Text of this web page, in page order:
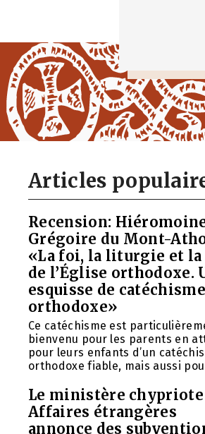
Articles
Recension:
Grégoire du Mont-
«La foi, la liturgie et la
de l’Église orthodoxe.
esquisse de catéchisme
orthodoxe»
Ce catéchisme est
bienvenu pour les parents en
pour leurs enfants d’un
orthodoxe fiable, mais aussi
Le ministère chypriote
Affaires étrangères
annonce des